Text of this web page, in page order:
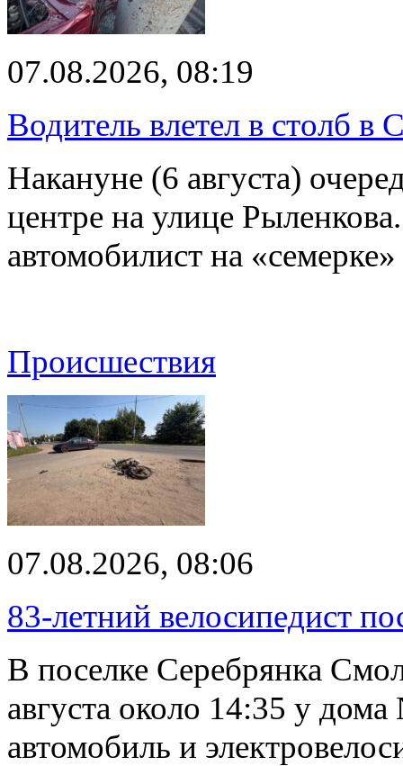
07.08.2026, 08:19
Водитель влетел в столб в
Накануне (6 августа)
центре на улице
автомобилист на
Происшествия
07.08.2026, 08:06
83-летний велосипедист
В поселке Серебрянка
августа около 14:35 у
автомобиль и